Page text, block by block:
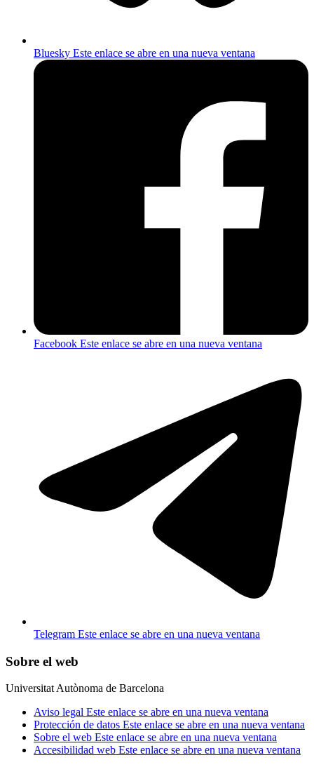
Bluesky Este enlace se abre en una nueva ventana
Facebook Este enlace se abre en una nueva ventana
Telegram Este enlace se abre en una nueva ventana
Sobre el web
Universitat Autònoma de Barcelona
Aviso legal Este enlace se abre en una nueva ventana
Protección de datos Este enlace se abre en una nueva ventana
Sobre el web Este enlace se abre en una nueva ventana
Accesibilidad web Este enlace se abre en una nueva ventana